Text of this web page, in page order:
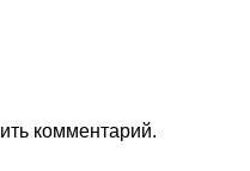
комментарий.